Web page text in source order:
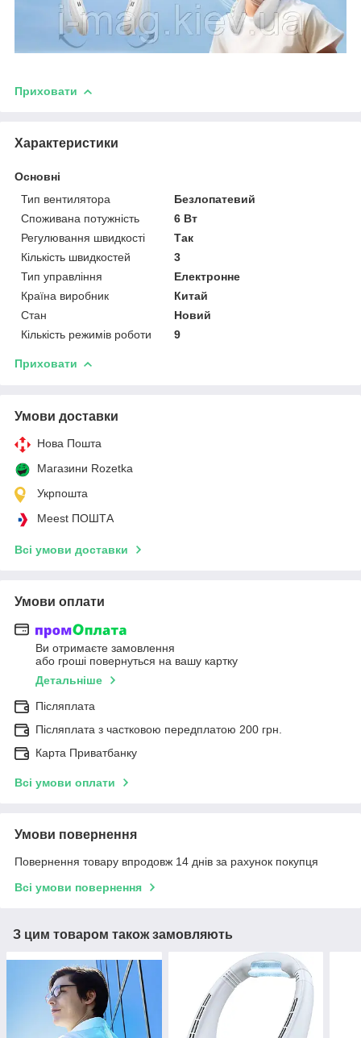
Приховати
Характеристики
Основні
Тип вентилятора
Безлопатевий
Споживана потужність
6 Вт
Регулювання швидкості
Так
Кількість швидкостей
3
Тип управління
Електронне
Країна виробник
Китай
Стан
Новий
Кількість режимів роботи
9
Приховати
Умови доставки
Нова Пошта
Магазини Rozetka
Укрпошта
Meest ПОШТА
Всі умови доставки
Умови оплати
Ви отримаєте замовлення
або гроші повернуться на вашу картку
Детальніше
Післяплата
Післяплата з частковою передплатою 200 грн.
Карта Приватбанку
Всі умови оплати
Умови повернення
Повернення товару впродовж 14 днів за рахунок покупця
Всі умови повернення
З цим товаром також замовляють